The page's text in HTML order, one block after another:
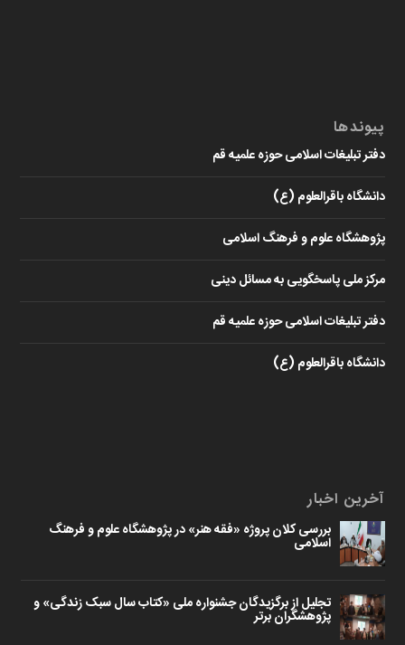
پیوندها
دفتر تبلیغات اسلامی حوزه علمیه قم
دانشگاه باقرالعلوم (ع)
پژوهشگاه علوم و فرهنگ اسلامی
مرکز ملی پاسخگویی به مسائل دینی
دفتر تبلیغات اسلامی حوزه علمیه قم
دانشگاه باقرالعلوم (ع)
آخرین اخبار
بررسی کلان پروژه «فقه هنر» در پژوهشگاه علوم و فرهنگ
اسلامی
تجلیل از برگزیدگان جشنواره ملی «کتاب سال سبک زندگی» و
پژوهشگران برتر